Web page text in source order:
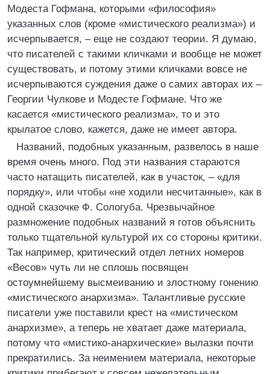
Модеста Гофмана, которыми «философия»
указанных слов (кроме «мистического реализма») и
исчерпывается, – еще не создают теории. Я думаю,
что писателей с такими кличками и вообще не может
существовать, и потому этими кличками вовсе не
исчерпываются суждения даже о самих авторах их –
Георгии Чулкове и Модесте Гофмане. Что же
касается «мистического реализма», то и это
крылатое слово, кажется, даже не имеет автора.
Названий, подобных указанным, развелось в наше
время очень много. Под эти названия стараются
часто натащить писателей, как в участок, – «для
порядку», или чтобы «не ходили несчитанные», как в
одной сказочке Ф. Сологуба. Чрезвычайное
размножение подобных названий я готов объяснить
только тщательной культурой их со стороны критики.
Так например, критический отдел летних номеров
«Весов» чуть ли не сплошь посвящен
остоумнейшему высмеиванию и злостному гонению
«мистического анархизма». Талантливые русские
писатели уже поставили крест на «мистическом
анархизме», а теперь не хватает даже материала,
потому что «мистико-анархические» вылазки почти
прекратились. За неимением материала, некоторые